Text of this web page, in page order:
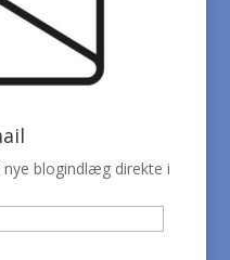
blogindlæg direkte i